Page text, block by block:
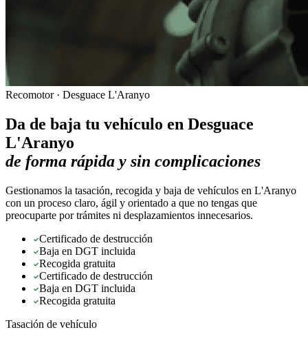
Recomotor · Desguace L'Aranyo
Da de baja tu vehículo en Desguace
L'Aranyo
de forma rápida y sin complicaciones
Gestionamos la tasación, recogida y baja de vehículos en L'Aranyo
con un proceso claro, ágil y orientado a que no tengas que
preocuparte por trámites ni desplazamientos innecesarios.
Certificado de destrucción
Baja en DGT incluida
Recogida gratuita
Certificado de destrucción
Baja en DGT incluida
Recogida gratuita
Tasación de vehículo